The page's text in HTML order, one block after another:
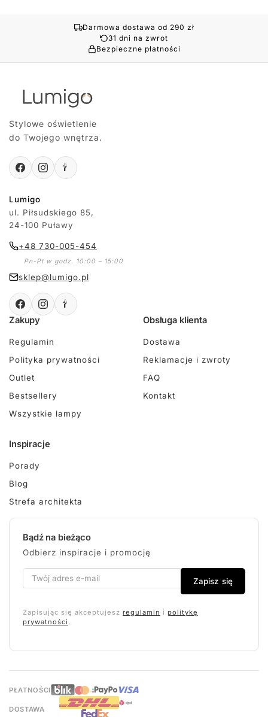
Darmowa dostawa od 290 zł
31 dni na zwrot
Bezpieczne płatności
Stylowe oświetlenie
do Twojego wnętrza.
Lumigo
ul. Piłsudskiego 85,
24-100 Puławy
+48 730-005-454
Pn-Pt w godz. 10:00 – 15:00
sklep@lumigo.pl
Zakupy
Regulamin
Polityka prywatności
Outlet
Bestsellery
Wszystkie lampy
Obsługa klienta
Dostawa
Reklamacje i zwroty
FAQ
Kontakt
Inspiracje
Porady
Blog
Strefa architekta
Bądź na bieżąco
Odbierz inspiracje i promocję
Zapisz się
Zapisując się akceptujesz regulamin i politykę
prywatności .
PŁATNOŚCI
DOSTAWA